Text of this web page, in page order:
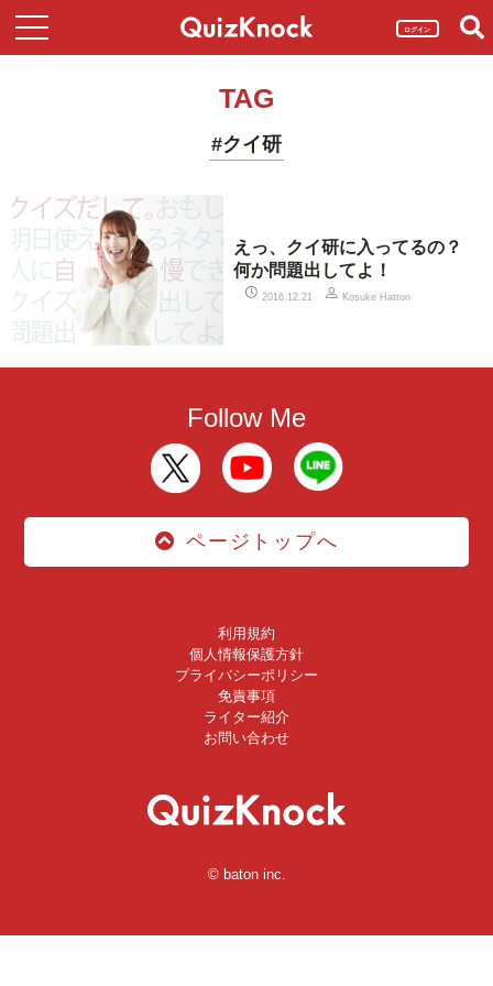
ログイン
TAG
#クイ研
えっ、クイ研に入ってるの？
何か問題出してよ！
2016.12.21 Kosuke Hattori
Follow Me
ページトップへ
利用規約
個人情報保護方針
プライバシーポリシー
免責事項
ライター紹介
お問い合わせ
© baton inc.